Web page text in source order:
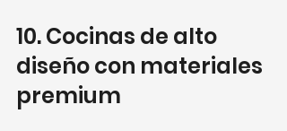
10. Cocinas de alto
diseño con materiales
premium